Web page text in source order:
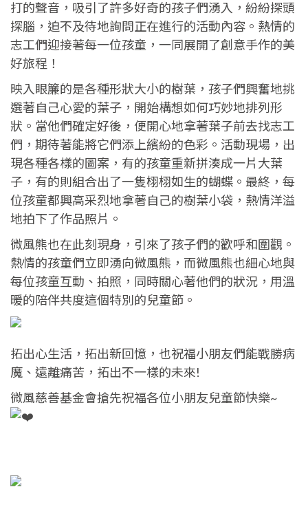
打的聲音，吸引了許多好奇的孩子們湧入，紛紛探頭
探腦，迫不及待地詢問正在進行的活動內容。熱情的
志工們迎接著每一位孩童，一同展開了創意手作的美
好旅程！
映入眼簾的是各種形狀大小的樹葉，孩子們興奮地挑
選著自己心愛的葉子，開始構想如何巧妙地排列形
狀。當他們確定好後，便開心地拿著葉子前去找志工
們，期待著能將它們添上繽紛的色彩。活動現場，出
現各種各樣的圖案，有的孩童重新拼湊成一片大葉
子，有的則組合出了一隻栩栩如生的蝴蝶。最終，每
位孩童都興高采烈地拿著自己的樹葉小袋，熱情洋溢
地拍下了作品照片。
微風熊也在此刻現身，引來了孩子們的歡呼和圍觀。
熱情的孩童們立即湧向微風熊，而微風熊也細心地與
每位孩童互動、拍照，同時關心著他們的狀況，用溫
暖的陪伴共度這個特別的兒童節。
拓出心生活，拓出新回憶，也祝福小朋友們能戰勝病
魔、遠離痛苦，拓出不一樣的未來!
微風慈善基金會搶先祝福各位小朋友兒童節快樂~